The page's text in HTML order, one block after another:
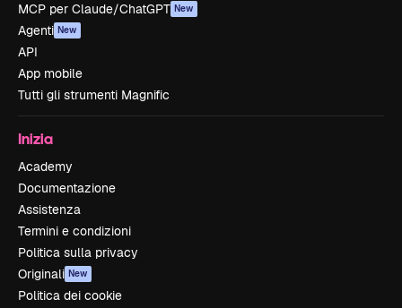
MCP per Claude/ChatGPT New
Agenti New
API
App mobile
Tutti gli strumenti Magnific
Inizia
Academy
Documentazione
Assistenza
Termini e condizioni
Politica sulla privacy
Originali New
Politica dei cookie